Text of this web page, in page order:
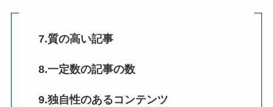
7.質の高い記事
8.一定数の記事の数
9.独自性のあるコンテンツ